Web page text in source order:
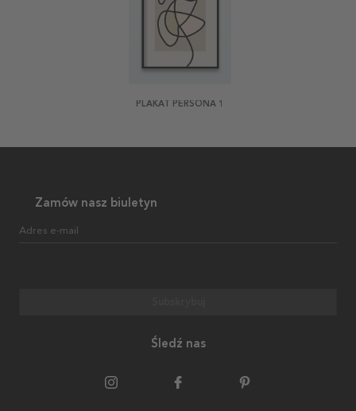
PLAKAT PERSONA 1
Zamów nasz biuletyn
Adres e-mail
Śledź nas